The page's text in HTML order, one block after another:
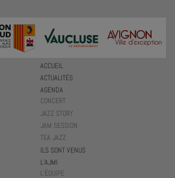
ACCUEIL
ACTUALITÉS
AGENDA
CONCERT
JAZZ STORY
JAM SESSION
TEA JAZZ
ILS SONT VENUS
L’AJMI
L’ÉQUIPE